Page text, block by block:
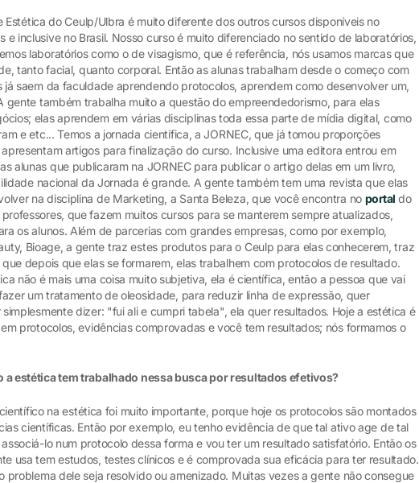
Estética do Ceulp/Ulbra é muito diferente dos outros cursos disponíveis no
e inclusive no Brasil. Nosso curso é muito diferenciado no sentido de laboratórios,
laboratórios como o de visagismo, que é referência, nós usamos marcas que
tanto facial, quanto corporal. Então as alunas trabalham desde o começo com
já saem da faculdade aprendendo protocolos, aprendem como desenvolver um,
gente também trabalha muito a questão do empreendedorismo, para elas
elas aprendem em várias disciplinas toda essa parte de mídia digital, como
e etc... Temos a jornada científica, a JORNEC, que já tomou proporções
artigos para finalização do curso. Inclusive uma editora entrou em
alunas que publicaram na JORNEC para publicar o artigo delas em um livro,
nacional da Jornada é grande. A gente também tem uma revista que elas
na disciplina de Marketing, a Santa Beleza, que você encontra no portal do
que fazem muitos cursos para se manterem sempre atualizados,
os alunos. Além de parcerias com grandes empresas, como por exemplo,
Bioage, a gente traz estes produtos para o Ceulp para elas conhecerem, traz
depois que elas se formarem, elas trabalhem com protocolos de resultado.
não é mais uma coisa muito subjetiva, ela é científica, então a pessoa que vai
um tratamento de oleosidade, para reduzir linha de expressão, quer
dizer: "fui ali e cumpri tabela", ela quer resultados. Hoje a estética é
protocolos, evidências comprovadas e você tem resultados; nós formamos o
a estética tem trabalhado nessa busca por resultados efetivos?
na estética foi muito importante, porque hoje os protocolos são montados
científicas. Então por exemplo, eu tenho evidência de que tal ativo age de tal
lo num protocolo dessa forma e vou ter um resultado satisfatório. Então os
usa tem estudos, testes clínicos e é comprovada sua eficácia para ter resultado.
problema dele seja resolvido ou amenizado. Muitas vezes a gente não consegue